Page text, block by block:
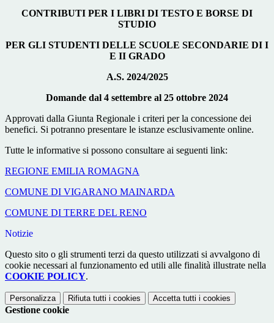
CONTRIBUTI PER I LIBRI DI TESTO E BORSE DI
STUDIO
PER GLI STUDENTI DELLE SCUOLE SECONDARIE DI I
E II GRADO
A.S. 2024/2025
Domande dal 4 settembre al 25 ottobre 2024
Approvati dalla Giunta Regionale i criteri per la concessione dei
benefici. Si potranno presentare le istanze esclusivamente online.
Tutte le informative si possono consultare ai seguenti link:
REGIONE EMILIA ROMAGNA
COMUNE DI VIGARANO MAINARDA
COMUNE DI TERRE DEL RENO
Notizie
Questo sito o gli strumenti terzi da questo utilizzati si avvalgono di
cookie necessari al funzionamento ed utili alle finalità illustrate nella
COOKIE POLICY.
Personalizza Rifiuta tutti i cookies Accetta tutti i cookies
Gestione cookie